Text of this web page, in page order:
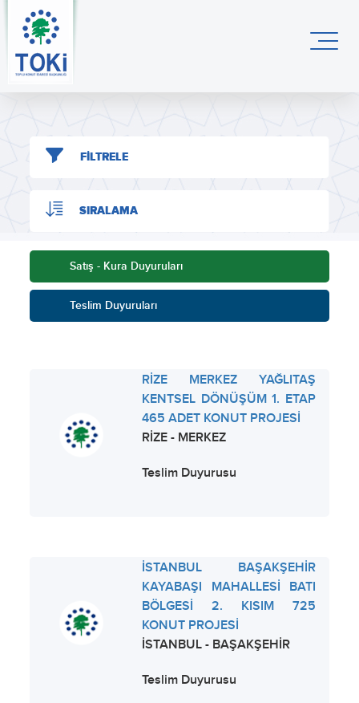
FİLTRELE
SIRALAMA
Satış - Kura Duyuruları
Teslim Duyuruları
RİZE MERKEZ YAĞLITAŞ
KENTSEL DÖNÜŞÜM 1. ETAP
465 ADET KONUT PROJESİ
RİZE - MERKEZ
Teslim Duyurusu
İSTANBUL BAŞAKŞEHİR
KAYABAŞI MAHALLESİ BATI
BÖLGESİ 2. KISIM 725
KONUT PROJESİ
İSTANBUL - BAŞAKŞEHİR
Teslim Duyurusu